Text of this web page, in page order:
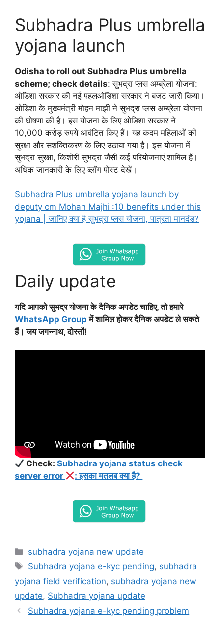
Subhadra Plus umbrella
yojana launch
Odisha to roll out Subhadra Plus umbrella
scheme; check details: सुभद्रा प्लस अम्ब्रेला योजना:
ओडिशा सरकार की नई पहलओडिशा सरकार ने बजट जारी किया।
ओडिशा के मुख्यमंत्री मोहन माझी ने सुभद्रा प्लस अम्ब्रेला योजना
की घोषणा की है। इस योजना के लिए ओडिशा सरकार ने
10,000 करोड़ रुपये आवंटित किए हैं। यह कदम महिलाओं की
सुरक्षा और सशक्तिकरण के लिए उठाया गया है। इस योजना में
सुभद्रा सुरक्षा, किशोरी सुभद्रा जैसी कई परियोजनाएं शामिल हैं।
अधिक जानकारी के लिए ब्लॉग पोस्ट देखें।
Subhadra Plus umbrella yojana launch by
deputy cm Mohan Majhi :10 benefits under this
yojana | जानिए क्या है सुभद्रा प्लस योजना, पात्रता मानदंड?
Daily update
यदि आपको सुभद्र योजना के दैनिक अपडेट चाहिए, तो हमारे
WhatsApp Group में शामिल होकर दैनिक अपडेट ले सकते
हैं। जय जगन्नाथ, दोस्तों!
Check:Subhadra yojana status check
server error
: इसका मतलब क्या है?
Categories
subhadra yojana new update
Tags
Subhadra yojana e-kyc pending, subhadra
yojana field verification, subhadra yojana new
update, Subhadra yojana update
Subhadra yojana e-kyc pending problem